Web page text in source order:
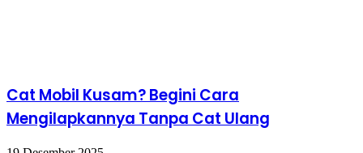
Cat Mobil Kusam? Begini Cara
Mengilapkannya Tanpa Cat Ulang